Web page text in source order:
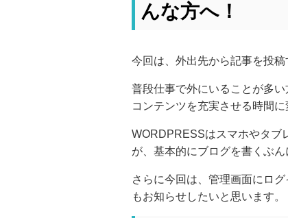
んな方へ！
今回は、外出先から記事を投
普段仕事で外にいることが多
コンテンツを充実させる時間に
WORDPRESSはスマホやタブ
が、基本的にブログを書くぶ
さらに今回は、管理画面にロ
もお知らせしたいと思います。